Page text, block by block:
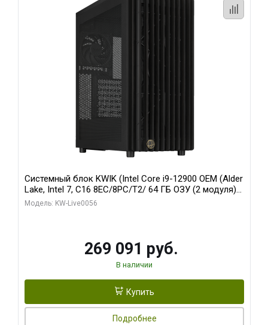
Системный блок KWIK (Intel Core i9-12900 OEM (Alder
Lake, Intel 7, C16 8EC/8PC/T2/ 64 ГБ ОЗУ (2 модуля)/
Palit RTX5080 INFINITY 3 OC 16GB GDDR7 256bit 3xDP
Модель: KW-Live0056
269 091 руб.
В наличии
Купить
Подробнее